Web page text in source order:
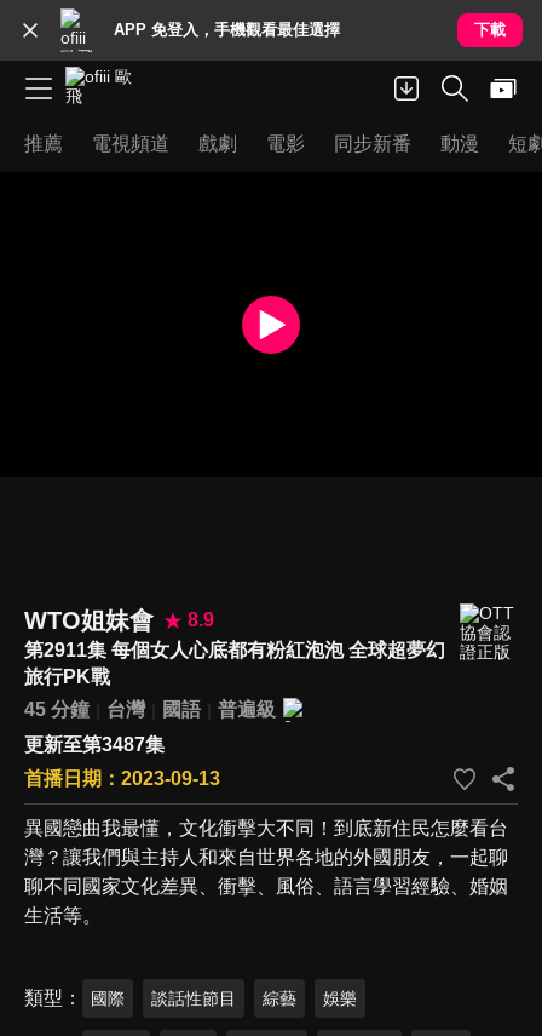
APP 免登入，手機觀看最佳選擇 下載
推薦 電視頻道 戲劇 電影 同步新番 動漫 短
WTO姐妹會
8.9
第2911集 每個女人心底都有粉紅泡泡 全球超夢幻
旅行PK戰
45 分鐘
台灣 國語
普遍級
更新至第3487集
首播日期：2023-09-13
異國戀曲我最懂，文化衝擊大不同！到底新住民怎麼看台
灣？讓我們與主持人和來自世界各地的外國朋友，一起聊
聊不同國家文化差異、衝擊、風俗、語言學習經驗、婚姻
生活等。
類型 國際 談話性節目 綜藝 娛樂